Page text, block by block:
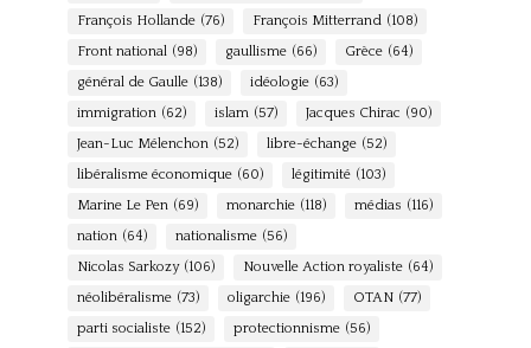
François Hollande (76) François Mitterrand (108)
Front national (98) gaullisme (66) Grèce (64)
général de Gaulle (138) idéologie (63)
immigration (62) islam (57) Jacques Chirac (90)
Jean-Luc Mélenchon (52) libre-échange (52)
libéralisme économique (60) légitimité (103)
Marine Le Pen (69) monarchie (118) médias (116)
nation (64) nationalisme (56)
Nicolas Sarkozy (106) Nouvelle Action royaliste (64)
néolibéralisme (73) oligarchie (196) OTAN (77)
parti socialiste (152) protectionnisme (56)